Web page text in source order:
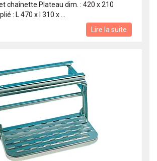
chaînette.Plateau dim. : 420 x 210
: L 470 x l 310 x ...
Lire la suite